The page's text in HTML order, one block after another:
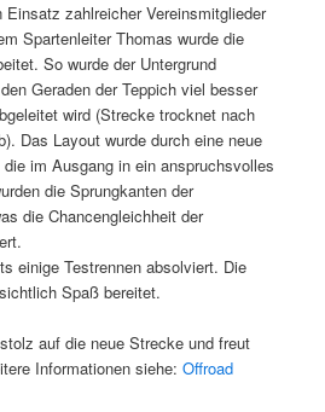
Einsatz zahlreicher Vereinsmitglieder
Spartenleiter Thomas wurde die
So wurde der Untergrund
Geraden der Teppich viel besser
wird (Strecke trocknet nach
Das Layout wurde durch eine neue
im Ausgang in ein anspruchsvolles
die Sprungkanten der
die Chancengleichheit der
einige Testrennen absolviert. Die
Spaß bereitet.
auf die neue Strecke und freut
Informationen siehe:Offroad